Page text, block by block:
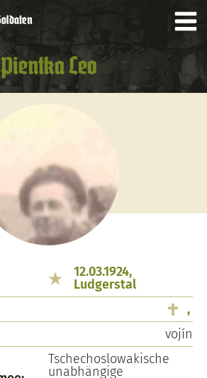
Pientka Leo
12.03.1924,
Ludgerstal
,
vojín
Tschechoslowakische
unabhängige